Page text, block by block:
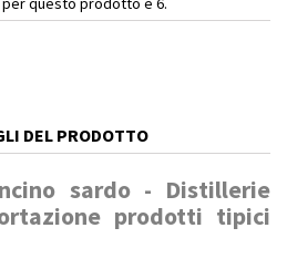
DEL PRODOTTO
sardo - Distillerie
prodotti tipici